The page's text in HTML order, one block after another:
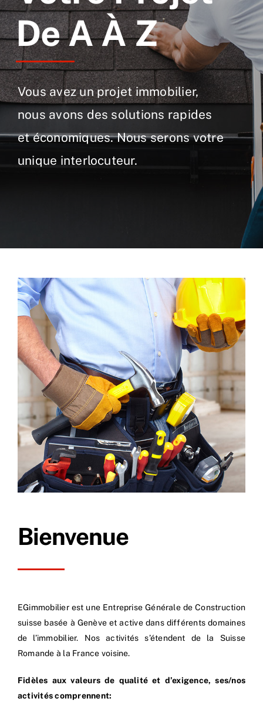
Point Actualité
De A À Z
Vous avez un projet immobilier,
nous avons des solutions rapides
et économiques. Nous serons votre
unique interlocuteur.
Bienvenue
EGimmobilier est une Entreprise Générale de Construction
suisse basée à Genève et active dans différents domaines
de l’immobilier. Nos activités s’étendent de la Suisse
Romande à la France voisine.
Fidèles aux valeurs de qualité et d’exigence, ses/nos
activités comprennent: